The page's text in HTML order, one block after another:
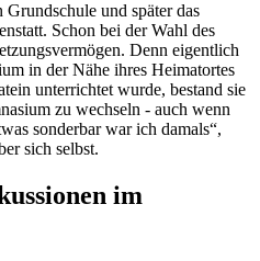
und später das
Schon bei der Wahl des
Denn eigentlich
in der Nähe ihres Heimatortes
unterrichtet wurde, bestand sie
zu wechseln - auch wenn
sonderbar war ich damals“,
sich selbst.
im